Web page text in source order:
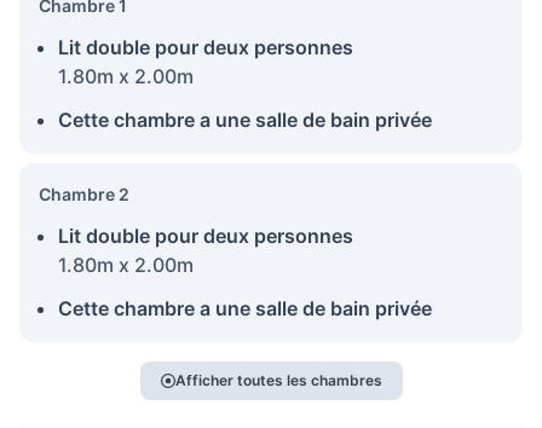
Chambre 1
Lit double pour deux personnes
1.80m x 2.00m
Cette chambre a une salle de bain privée
Chambre 2
Lit double pour deux personnes
1.80m x 2.00m
Cette chambre a une salle de bain privée
Afficher toutes les chambres